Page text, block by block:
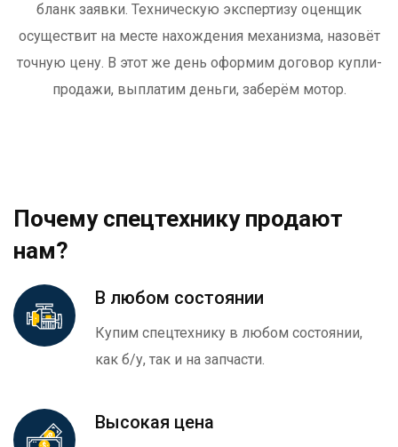
бланк заявки. Техническую экспертизу оценщик
осуществит на месте нахождения механизма, назовёт
точную цену. В этот же день оформим договор купли-
продажи, выплатим деньги, заберём мотор.
Почему спецтехнику продают
нам?
В любом состоянии
Купим спецтехнику в любом состоянии,
как б/у, так и на запчасти.
Высокая цена